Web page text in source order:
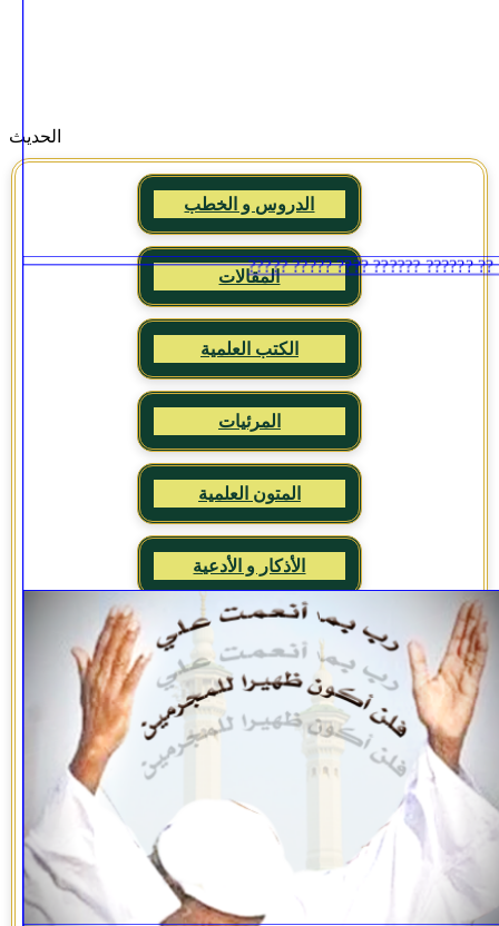
الحديث
الدروس و الخطب
المقالات
الكتب العلمية
المرئيات
المتون العلمية
الأذكار و الأدعية
مجموع فتاوى ابن تيمية
كتاب سبل السلام في
شرح بلوغ المرام للإمام
الصنعاني رحمه الله
مقدمة ابن الصلاح
فتح الباري في شرح صحيح